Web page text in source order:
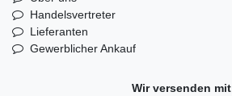
Handelsvertreter
Lieferanten
Gewerblicher Ankauf
Wir versenden mit